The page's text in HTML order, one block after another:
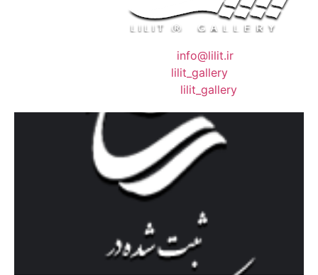
info@lilit.ir
lilit_gallery
lilit_gallery